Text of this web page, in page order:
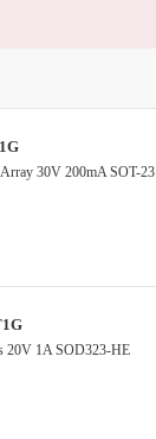
30V 200mA SOT-23
20V 1A SOD323-HE